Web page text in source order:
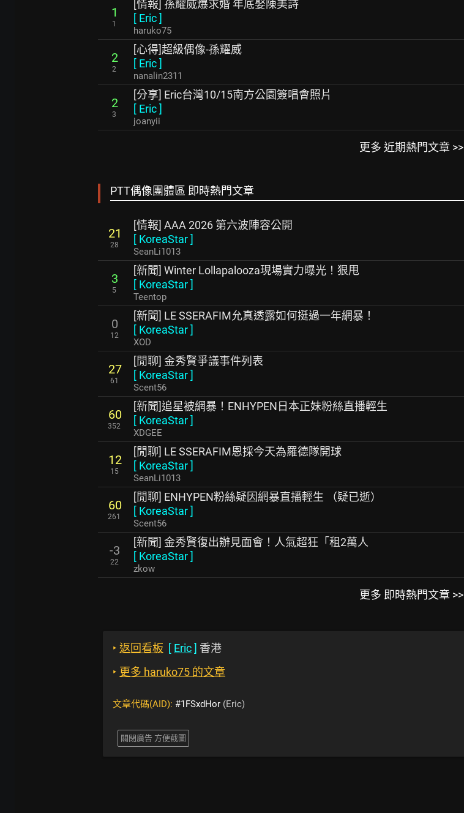
1
1
[情報] 孫耀威爆求婚 年底娶陳美詩
[ Eric]
haruko75
2
2
[心得]超級偶像-孫耀威
[ Eric]
nanalin2311
2
3
[分享] Eric台灣10/15南方公園簽唱會照片
[ Eric]
joanyii
更多 近期熱門文章 >>
PTT偶像團體區 即時熱門文章
21
28
[情報] AAA 2026 第六波陣容公開
[ KoreaStar]
SeanLi1013
3
5
[新聞] Winter Lollapalooza現場實力曝光！狠甩
[ KoreaStar]
Teentop
0
12
[新聞] LE SSERAFIM允真透露如何挺過一年網暴！
[ KoreaStar]
XOD
27
61
[閒聊] 金秀賢爭議事件列表
[ KoreaStar]
Scent56
60
352
[新聞]追星被網暴！ENHYPEN日本正妹粉絲直播輕生
[ KoreaStar]
XDGEE
12
15
[閒聊] LE SSERAFIM恩採今天為羅德隊開球
[ KoreaStar]
SeanLi1013
60
261
[閒聊] ENHYPEN粉絲疑因網暴直播輕生 （疑已逝）
[ KoreaStar]
Scent56
-3
22
[新聞] 金秀賢復出辦見面會！人氣超狂「租2萬人
[ KoreaStar]
zkow
更多 即時熱門文章 >>
‣ 返回看板 [ Eric] 香港
‣ 更多 haruko75 的文章
文章代碼(AID): #1FSxdHor (Eric)
關閉廣告 方便截圖